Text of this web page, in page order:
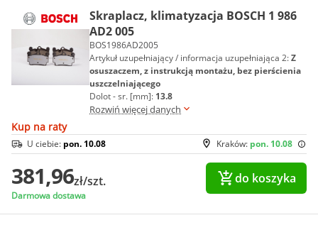
Skraplacz, klimatyzacja BOSCH 1 986
AD2 005
BOS1986AD2005
Artykuł uzupełniający / informacja uzupełniająca 2:Z
osuszaczem, z instrukcją montażu, bez pierścienia
uszczelniającego
Dolot - sr. [mm]: 13.8
Rozwiń więcej danych
Kup na raty
Kraków: pon. 10.08
U ciebie: pon. 10.08
381,96zł/szt.
Darmowa dostawa
do koszyka